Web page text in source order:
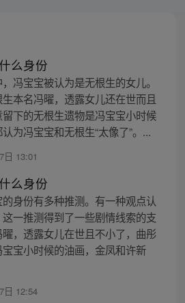
么身份
冯宝宝被认为是无根生的女儿。
本名冯曜，透露女儿还在世而且
下的无根生遗物是冯宝宝小时候
为冯宝宝和无根生“太像了”。...
日 13:01
么身份
身份有多种推测。有一种观点认
一推测得到了一些剧情线索的支
，透露女儿在世且不小了，曲彤
宝小时候的油画，金凤和许新
日 12:54